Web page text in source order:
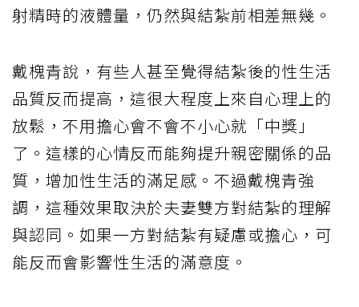
射精時的液體量，仍然與結紮前相差無幾。
戴槐青說，有些人甚至覺得結紮後的性生活
品質反而提高，這很大程度上來自心理上的
放鬆，不用擔心會不會不小心就「中獎」
了。這樣的心情反而能夠提升親密關係的品
質，增加性生活的滿足感。不過戴槐青強
調，這種效果取決於夫妻雙方對結紮的理解
與認同。如果一方對結紮有疑慮或擔心，可
能反而會影響性生活的滿意度。